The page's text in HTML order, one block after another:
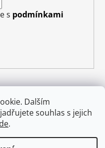
Dalším
souhlas s jejich
.
s podmínkami
Napište nám
GDPR
smlouvy